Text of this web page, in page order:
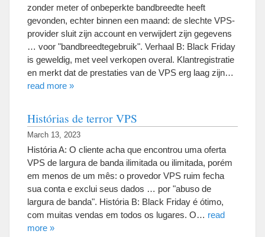
zonder meter of onbeperkte bandbreedte heeft
gevonden, echter binnen een maand: de slechte VPS-
provider sluit zijn account en verwijdert zijn gegevens
… voor "bandbreedtegebruik". Verhaal B: Black Friday
is geweldig, met veel verkopen overal. Klantregistratie
en merkt dat de prestaties van de VPS erg laag zijn…
read more »
Histórias de terror VPS
March 13, 2023
História A: O cliente acha que encontrou uma oferta
VPS de largura de banda ilimitada ou ilimitada, porém
em menos de um mês: o provedor VPS ruim fecha
sua conta e exclui seus dados … por "abuso de
largura de banda". História B: Black Friday é ótimo,
com muitas vendas em todos os lugares. O… read
more »